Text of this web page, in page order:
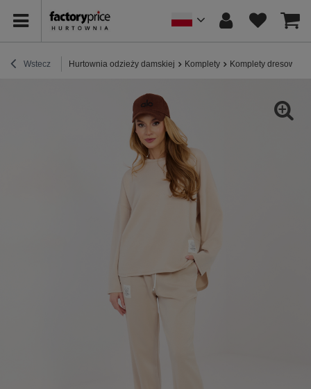
Wstecz Hurtownia odzieży damskiej Komplety Komplety dresowe